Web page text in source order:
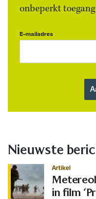
onbeperkt
E-mailadres
Nieuwste
Artikel
in film